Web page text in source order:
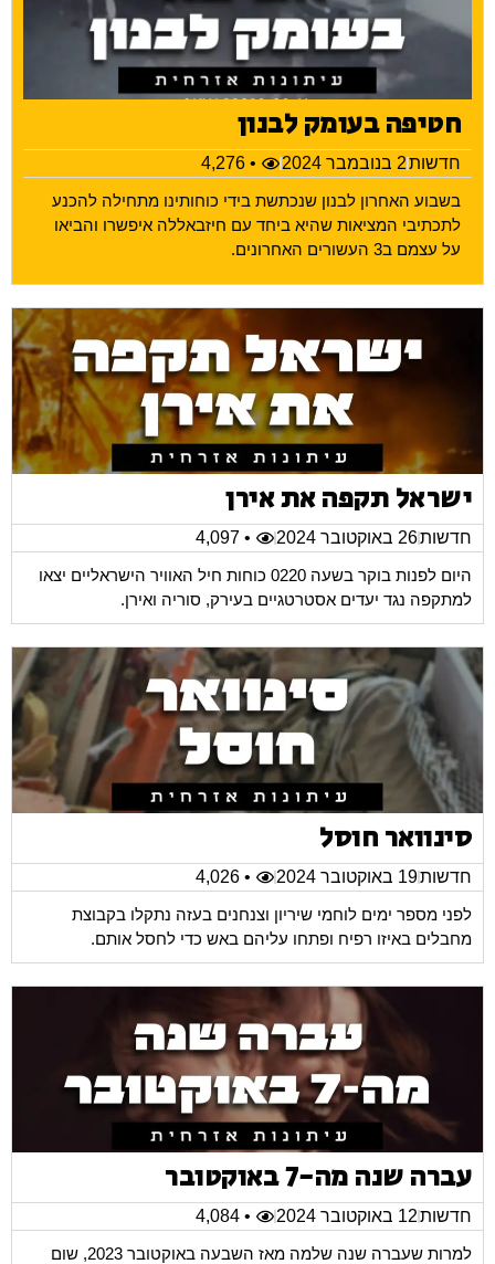
חטיפה בעומק לבנון
חדשות2 בנובמבר 2024
• 4,276
בשבוע האחרון לבנון שנכתשת בידי כוחותינו מתחילה להכנע
לתכתיבי המציאות שהיא ביחד עם חיזבאללה איפשרו והביאו
על עצמם ב3 העשורים האחרונים.
ישראל תקפה את אירן
חדשות26 באוקטובר 2024
• 4,097
היום לפנות בוקר בשעה 0220 כוחות חיל האוויר הישראליים יצאו
למתקפה נגד יעדים אסטרטגיים בעירק, סוריה ואירן.
סינוואר חוסל
חדשות19 באוקטובר 2024
• 4,026
לפני מספר ימים לוחמי שיריון וצנחנים בעזה נתקלו בקבוצת
מחבלים באיזו רפיח ופתחו עליהם באש כדי לחסל אותם.
עברה שנה מה-7 באוקטובר
חדשות12 באוקטובר 2024
• 4,084
למרות שעברה שנה שלמה מאז השבעה באוקטובר 2023, שום